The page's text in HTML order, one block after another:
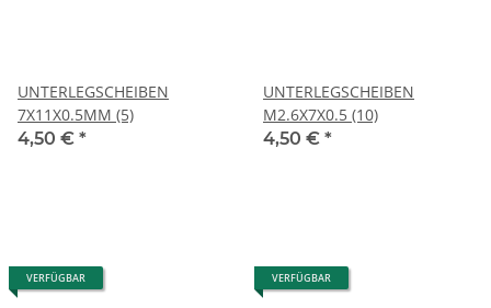
UNTERLEGSCHEIBEN
7X11X0.5MM (5)
4,50 € *
UNTERLEGSCHEIBEN
M2.6X7X0.5 (10)
4,50 € *
VERFÜGBAR VERFÜGBAR